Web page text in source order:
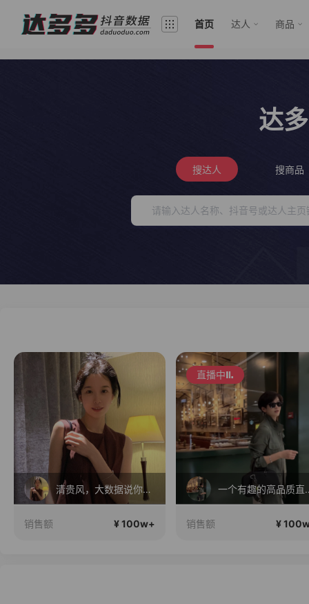
首页 达人 商品
达
搜达人 搜商品
清贵风，大数据说你很有审美
销售额 ¥ 100w+
直播中
一个有
销售额 ¥